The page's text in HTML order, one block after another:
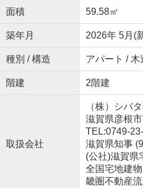
面積 59.58㎡
築年月 2026年 5月(
種別 / 構造 アパート / 木
階建 2階建
取扱会社
（株）シバ
滋賀県彦根
TEL:0749-
滋賀県知事
(公社)滋賀県
全国宅地建
畿圏不動産